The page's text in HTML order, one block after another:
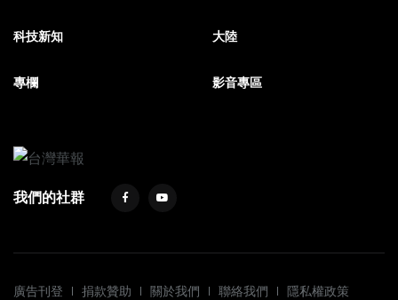
科技新知 大陸
專欄 影音專區
我們的社群
廣告刊登 捐款贊助 關於我們 聯絡我們 隱私權政策